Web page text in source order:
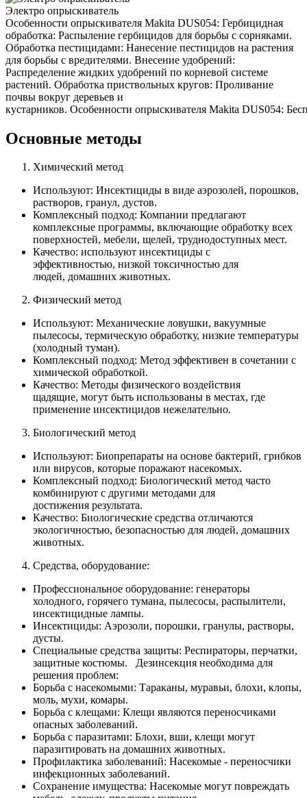
Электро опрыскиватель
Особенности опрыскивателя Makita DUS054: Гербицидная
обработка: Распыление гербицидов для борьбы с сорняками.
Обработка пестицидами: Нанесение пестицидов на растения
для борьбы с вредителями. Внесение удобрений:
Распределение жидких удобрений по корневой системе
растений. Обработка приствольных кругов: Проливание
почвы вокруг деревьев и
кустарников. Особенности опрыскивателя Makita DUS054:
Основные методы
Химический метод
Используют: Инсектициды в виде аэрозолей, порошков,
растворов, гранул, дустов.
Комплексный подход: Компании предлагают
комплексные программы, включающие обработку всех
поверхностей, мебели, щелей, труднодоступных мест.
Качество: используют инсектициды с
эффективностью, низкой токсичностью для
людей, домашних животных.
Физический метод
Используют: Механические ловушки, вакуумные
пылесосы, термическую обработку, низкие температуры
(холодный туман).
Комплексный подход: Метод эффективен в сочетании с
химической обработкой.
Качество: Методы физического воздействия
щадящие, могут быть использованы в местах, где
применение инсектицидов нежелательно.
Биологический метод
Используют: Биопрепараты на основе бактерий, грибков
или вирусов, которые поражают насекомых.
Комплексный подход: Биологический метод часто
комбинируют с другими методами для
достижения результата.
Качество: Биологические средства отличаются
экологичностью, безопасностью для людей, домашних
животных.
Средства, оборудование:
Профессиональное оборудование: генераторы
холодного, горячего тумана, пылесосы, распылители,
инсектицидные лампы.
Инсектициды: Аэрозоли, порошки, гранулы, растворы,
дусты.
Специальные средства защиты: Респираторы, перчатки,
защитные костюмы. Дезинсекция необходима для
решения проблем:
Борьба с насекомыми: Тараканы, муравьи, блохи, клопы,
моль, мухи, комары.
Борьба с клещами: Клещи являются переносчиками
опасных заболеваний.
Борьба с паразитами: Блохи, вши, клещи могут
паразитировать на домашних животных.
Профилактика заболеваний: Насекомые - переносчики
инфекционных заболеваний.
Сохранение имущества: Насекомые могут повреждать